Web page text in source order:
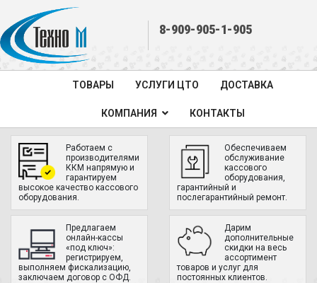
8-909-905-1-905
ТОВАРЫ УСЛУГИ ЦТО ДОСТАВКА
КОМПАНИЯ КОНТАКТЫ
Работаем с
производителями
ККМ напрямую и
гарантируем
высокое качество кассового
оборудования.
Обеспечиваем
обслуживание
кассового
оборудования,
гарантийный и
послегарантийный ремонт.
Предлагаем
онлайн-кассы
«под ключ»:
регистрируем,
выполняем фискализацию,
заключаем договор с ОФД.
Дарим
дополнительные
скидки на весь
ассортимент
товаров и услуг для
постоянных клиентов.